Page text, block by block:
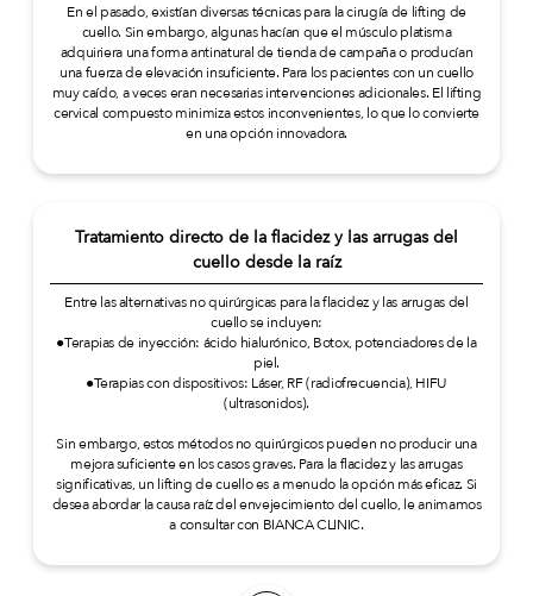
En el pasado, existían diversas técnicas para la cirugía de lifting de
cuello. Sin embargo, algunas hacían que el músculo platisma
adquiriera una forma antinatural de tienda de campaña o producían
una fuerza de elevación insuficiente. Para los pacientes con un cuello
muy caído, a veces eran necesarias intervenciones adicionales. El lifting
cervical compuesto minimiza estos inconvenientes, lo que lo convierte
en una opción innovadora.
Tratamiento directo de la flacidez y las arrugas del
cuello desde la raíz
Entre las alternativas no quirúrgicas para la flacidez y las arrugas del
cuello se incluyen:
●Terapias de inyección: ácido hialurónico, Botox, potenciadores de la
piel.
●Terapias con dispositivos: Láser, RF (radiofrecuencia), HIFU
(ultrasonidos).
Sin embargo, estos métodos no quirúrgicos pueden no producir una
mejora suficiente en los casos graves. Para la flacidez y las arrugas
significativas, un lifting de cuello es a menudo la opción más eficaz. Si
desea abordar la causa raíz del envejecimiento del cuello, le animamos
a consultar con BIANCA CLINIC.